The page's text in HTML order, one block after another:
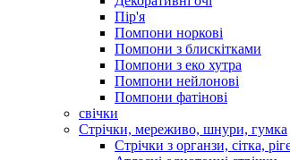
Пір'я
Помпони норкові
Помпони з блискітками
Помпони з еко хутра
Помпони нейлонові
Помпони фатінові
свічки
Стрічки, мереживо, шнури, гумка
Стрічки з органзи, сітка,